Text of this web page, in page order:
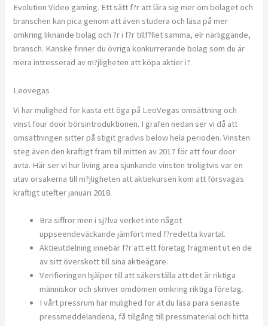
Evolution Video gaming. Ett sätt f?r att lära sig mer om bolaget och
branschen kan pica genom att även studera och läsa på mer
omkring liknande bolag och ?r i f?r tillf?llet samma, elr närliggande,
bransch. Kanske finner du övriga konkurrerande bolag som du är
mera intresserad av m?jligheten att köpa aktier i?
Leovegas
Vi har mulighed for kasta ett öga på LeoVegas omsättning och
vinst four door börsintroduktionen. I grafen nedan ser vi då att
omsättningen sitter på stigit gradvis below hela perioden. Vinsten
steg även den kraftigt fram till mitten av 2017 för att four door
avta. Här ser vi hur living area sjunkande vinsten troligtvis var en
utav orsakerna till m?jligheten att aktiekursen kom att försvagas
kraftigt utefter januari 2018.
Bra siffror men i sj?lva verket inte något
uppseendeväckande jämfört med f?redetta kvartal.
Aktieutdelning innebär f?r att ett företag fragment ut en de
av sitt överskott till sina aktieägare.
Verifieringen hjälper till att säkerställa att det är riktiga
människor och skriver omdömen omkring riktiga företag.
I vårt pressrum har mulighed for at du läsa para senaste
pressmeddelandena, få tillgång till pressmaterial och hitta